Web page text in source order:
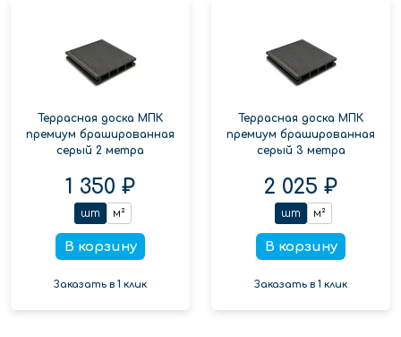
Террасная доска МПК
премиум брашированная
серый 2 метра
1 350 ₽
шт м²
В корзину
Заказать в 1 клик
Террасная доска МПК
премиум брашированная
серый 3 метра
2 025 ₽
шт м²
В корзину
Заказать в 1 клик